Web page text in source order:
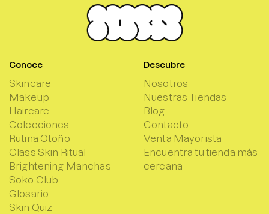
Conoce
Skincare
Makeup
Haircare
Colecciones
Rutina Otoño
Glass Skin Ritual
Brightening Manchas
Soko Club
Glosario
Skin Quiz
Descubre
Nosotros
Nuestras Tiendas
Blog
Contacto
Venta Mayorista
Encuentra tu tienda más
cercana